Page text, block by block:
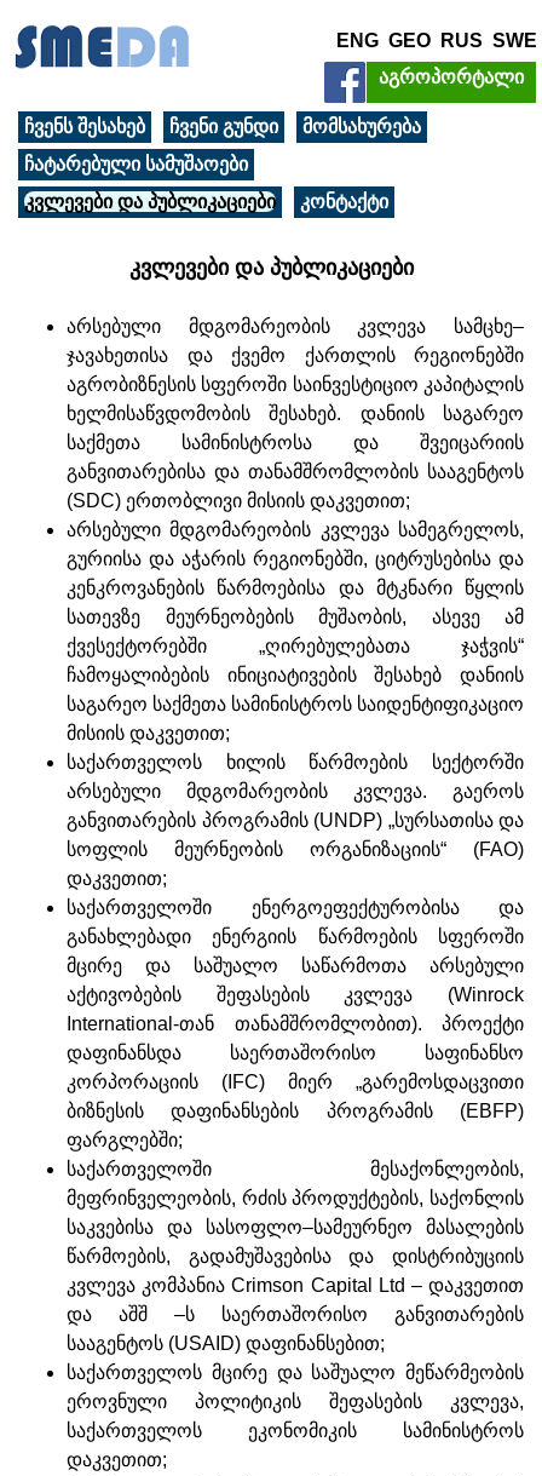
SWE
RUS
GEO
ENG
აგროპორტალი
ჩვენს შესახებ ჩვენი გუნდი
მომსახურება
ჩატარებული სამუშაოები
კვლევები და პუბლიკაციები
კონტაქტი
კვლევები და პუბლიკაციები
არსებული მდგომარეობის კვლევა სამცხე–
ჯავახეთისა და ქვემო ქართლის რეგიონებში
აგრობიზნესის სფეროში საინვესტიციო კაპიტალის
ხელმისაწვდომობის შესახებ. დანიის საგარეო
საქმეთა სამინისტროსა და შვეიცარიის
განვითარებისა და თანამშრომლობის სააგენტოს
(SDC) ერთობლივი მისიის დაკვეთით;
არსებული მდგომარეობის კვლევა სამეგრელოს,
გურიისა და აჭარის რეგიონებში, ციტრუსებისა და
კენკროვანების წარმოებისა და მტკნარი წყლის
სათევზე მეურნეობების მუშაობის, ასევე ამ
ქვესექტორებში „ღირებულებათა ჯაჭვის“
ჩამოყალიბების ინიციატივების შესახებ დანიის
საგარეო საქმეთა სამინისტროს საიდენტიფიკაციო
მისიის დაკვეთით;
საქართველოს ხილის წარმოების სექტორში
არსებული მდგომარეობის კვლევა. გაეროს
განვითარების პროგრამის (UNDP) „სურსათისა და
სოფლის მეურნეობის ორგანიზაციის“ (FAO)
დაკვეთით;
საქართველოში ენერგოეფექტურობისა და
განახლებადი ენერგიის წარმოების სფეროში
მცირე და საშუალო საწარმოთა არსებული
აქტივობების შეფასების კვლევა (Winrock
International-თან თანამშრომლობით). პროექტი
დაფინანსდა საერთაშორისო საფინანსო
კორპორაციის (IFC) მიერ „გარემოსდაცვითი
ბიზნესის დაფინანსების პროგრამის (EBFP)
ფარგლებში;
საქართველოში მესაქონლეობის,
მეფრინველეობის, რძის პროდუქტების, საქონლის
საკვებისა და სასოფლო–სამეურნეო მასალების
წარმოების, გადამუშავებისა და დისტრიბუციის
კვლევა კომპანია Crimson Capital Ltd – დაკვეთით
და აშშ –ს საერთაშორისო განვითარების
სააგენტოს (USAID) დაფინანსებით;
საქართველოს მცირე და საშუალო მეწარმეობის
ეროვნული პოლიტიკის შეფასების კვლევა,
საქართველოს ეკონომიკის სამინისტროს
დაკვეთით;